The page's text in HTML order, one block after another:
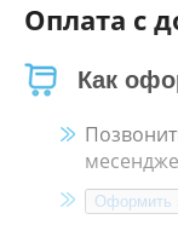
Оплата с
Как
Оформить